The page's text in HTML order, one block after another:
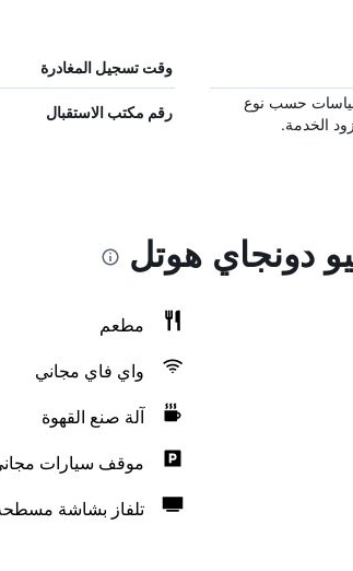
وقت تسجيل المغادرة
حسب نوع
الخدمة.
رقم مكتب الاستقبال
دونجاي هوتل
مطعم
واي فاي مجاني
آلة صنع القهوة
موقف سيارات
تلفاز بشاشة